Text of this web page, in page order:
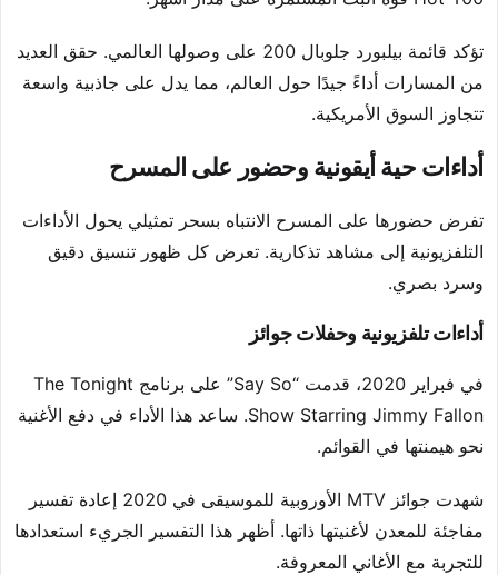
تؤكد قائمة بيلبورد جلوبال 200 على وصولها العالمي. حقق العديد
من المسارات أداءً جيدًا حول العالم، مما يدل على جاذبية واسعة
تتجاوز السوق الأمريكية.
أداءات حية أيقونية وحضور على المسرح
تفرض حضورها على المسرح الانتباه بسحر تمثيلي يحول الأداءات
التلفزيونية إلى مشاهد تذكارية. تعرض كل ظهور تنسيق دقيق
وسرد بصري.
أداءات تلفزيونية وحفلات جوائز
في فبراير 2020، قدمت “Say So” على برنامج The Tonight
Show Starring Jimmy Fallon. ساعد هذا الأداء في دفع الأغنية
نحو هيمنتها في القوائم.
شهدت جوائز MTV الأوروبية للموسيقى في 2020 إعادة تفسير
مفاجئة للمعدن لأغنيتها ذاتها. أظهر هذا التفسير الجريء استعدادها
للتجربة مع الأغاني المعروفة.